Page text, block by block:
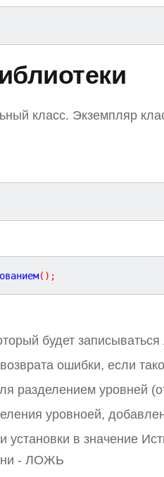
класс. Экземпляр
( ) ;
будет записываться
ошибки, если
разделением уровней
уровноей,
установки в значение
- ЛОЖЬ